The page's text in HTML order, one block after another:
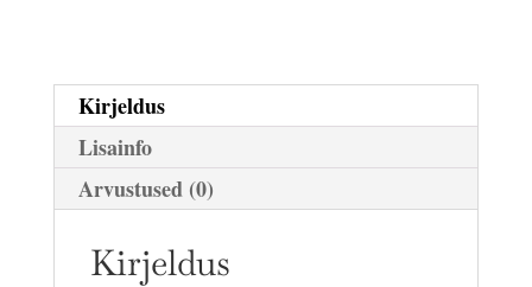
Kirjeldus
Lisainfo
Arvustused (0)
Kirjeldus